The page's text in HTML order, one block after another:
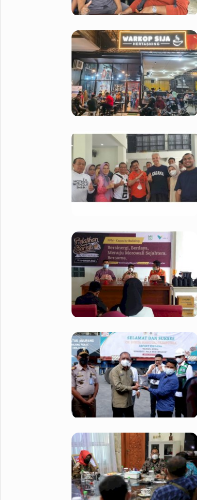
Infotainment
Parenting